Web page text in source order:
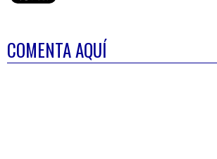
COMENTA AQUÍ